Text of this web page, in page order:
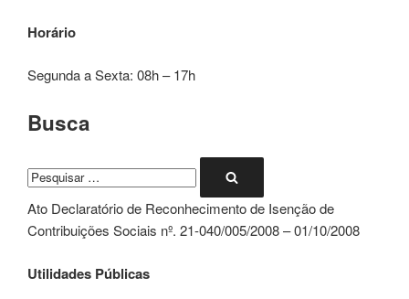
Horário
Segunda a Sexta: 08h – 17h
Busca
Pesquisar
por:
Ato Declaratório de Reconhecimento de Isenção de
Contribuições Sociais nº. 21-040/005/2008 – 01/10/2008
Utilidades Públicas